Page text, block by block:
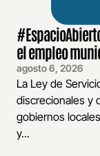
el empleo
agosto 6, 2026
La Ley de
discrecionales y
gobiernos
y...